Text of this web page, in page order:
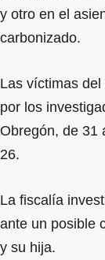
y otro en el
carbonizado.
Las víctimas
por los
Obregón, de 31
26.
La fiscalía
ante un posible
y su hija.